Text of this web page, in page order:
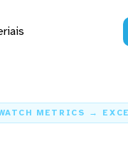
METRICS →